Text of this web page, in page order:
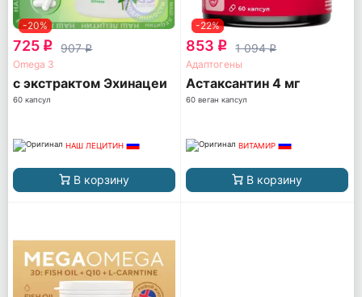
-20%
725 q 907q
Omega 3
с экстрактом Эхинацеи
60 капсул
НАШ ЛЕЦИТИН
В корзину
-22%
853 q 1 094q
Адаптогены
Астаксантин 4 мг
60 веган капсул
ВИТАМИР
В корзину